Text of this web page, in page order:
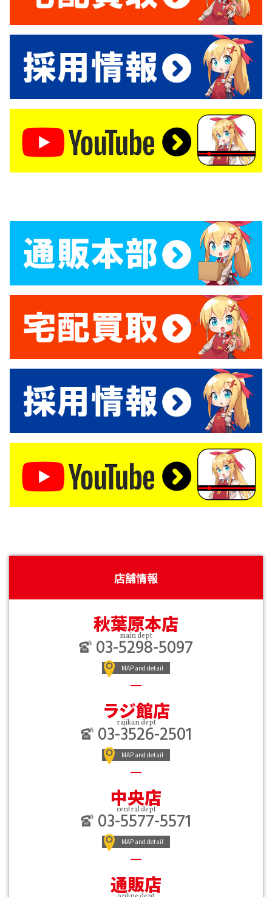
店舗情報
秋葉原本店
main dept
03-5298-5097
MAP and detail
ラジ館店
rajikan dept
03-3526-2501
MAP and detail
中央店
central dept
03-5577-5571
MAP and detail
通販店